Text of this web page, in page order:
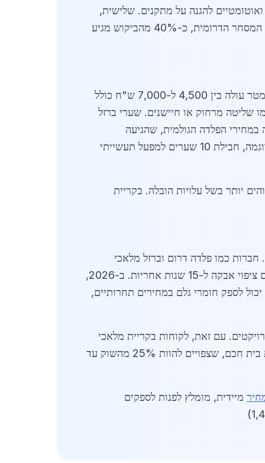
ואוטומטיים להגנה על מתקנים. שלישית,
מוסדות ציבוריים כמו בתי ספר ומתנ"סים משדרגים את הכניסות שלהם לשערי ברזל מודרניים. לפי נתוני לשכת המסחר הדרומית, כ-40% מהביקוש מגיע
משתנים בהתאם לסוג, גודל ואיכות החומרים. שער ברזל בסיסי בגודל 3x2.5 מטר עולה בין 4,500 ל-7,000 ש"ח כולל
ש"ח ועד 25,000 ש"ח, תלוי בטכנולוגיה כמו שליטה מרחוק או חיישנים. שערי ברזל
קונסטרוקציות מיוחדות, נעים בין 30,000 ל-80,000 ש"ח. העלייה במחירי הפלדה הגולמית, שהגיעה
ל-5,200 ש"ח לטון ב-2026, השפיעה על העלויות, אך ספקים מקומיים מציעים הנחות לפרויקטים גדולים. לדוגמה, חבילת 10 שערים למפעל תעשייתי
יותר בשל עלויות הובלה. בקריית
חברות כמו פלדה דרום וברזל מלאכי
מציעות מגוון רחב, כולל ייצור בהתאמה אישית. ספקים אלה משתמשים בפלדה גלאבנית עמידה בפני חלודה, עם ציפוי אבקה ל-15 שנות אחריות. ב-2026,
יכול לספק חומרי גלם במחירים תחרותיים,
כ-30% מהפרויקטים. עם זאת, לקוחות בקריית מלאכי
מעדיפים ספקים מקומיים להפחתת עלויות. טרנדים חדשים כוללים שערי ברזל חכמים עם אינטגרציה למערכות בית חכם, שצפויים להוות 25% מהשוק עד
מיידית, מומלץ לפנות לספקים